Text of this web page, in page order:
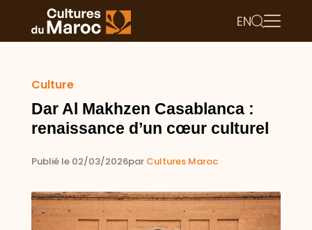
EN
Culture
Dar Al Makhzen Casablanca :
renaissance d’un cœur culturel
Publié le 02/03/2026par Cultures Maroc